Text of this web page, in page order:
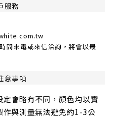
服務
間來電或來信洽詢，將會以最
意事項
會略有不同，顏色均以實
作與測量無法避免約1-3公